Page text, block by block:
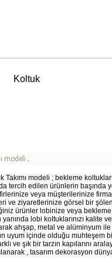
Koltuk
modeli ;
Takımı modeli ; bekleme
tercih edilen ürünlerin başında
veya müşterilerinize
ve ziyaretlerinize görsel bir
ürünler lobinize veya bekleme
lobi koltuklarınızı kalite
ahşap, metal ve alüminyum ile
uyum içinde olduğu muhteşem
ve şık bir tarzın kapılarını
, tasarım dekorasyon